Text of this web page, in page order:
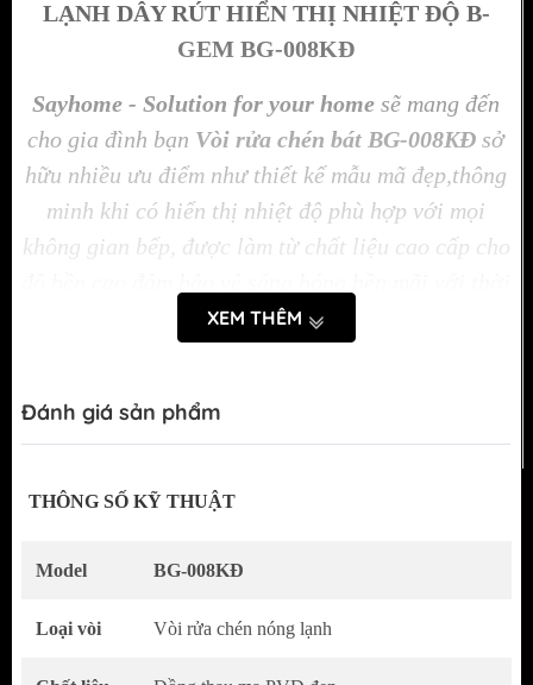
LẠNH DÂY RÚT HIỂN THỊ NHIỆT ĐỘ B-
GEM BG-008KĐ
Sayhome - Solution for your home sẽ mang đến
cho gia đình bạn Vòi rửa chén bát BG-008KĐ sở
hữu nhiều ưu điểm như thiết kế mẫu mã đẹp,thông
minh khi có hiển thị nhiệt độ phù hợp với mọi
không gian bếp, được làm từ chất liệu cao cấp cho
gian. Chắc chắn sẽ là một chiếc vòi rửa
XEM THÊM
Đánh giá sản phẩm
THÔNG SỐ KỸ THUẬT
Model BG-008KĐ
Loại vòi Vòi rửa chén nóng lạnh